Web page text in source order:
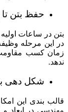
حفظ بتن
بتن در ساعات
در این مرحله
زمان کسب
ندهد.
شکل دهی
قالب بندی این
مهندسی در ابعاد